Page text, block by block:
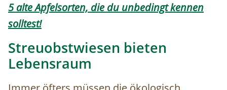
5 alte Apfelsorten, die du unbedingt kennen
solltest!
Streuobstwiesen bieten
Lebensraum